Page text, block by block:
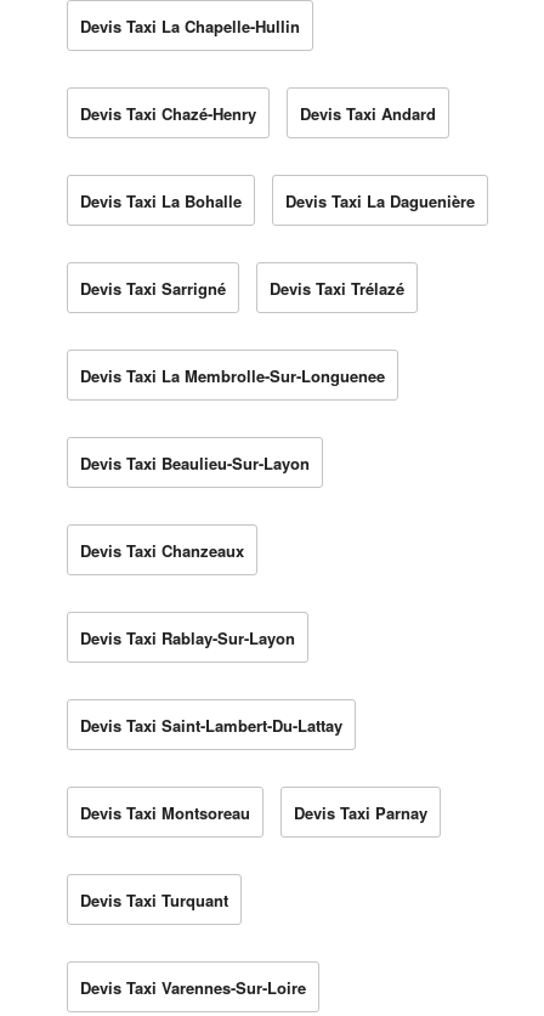
Devis Taxi La Chapelle-Hullin
Devis Taxi Chazé-Henry Devis Taxi Andard
Devis Taxi La Bohalle Devis Taxi La Daguenière
Devis Taxi Sarrigné Devis Taxi Trélazé
Devis Taxi La Membrolle-Sur-Longuenee
Devis Taxi Beaulieu-Sur-Layon
Devis Taxi Chanzeaux
Devis Taxi Rablay-Sur-Layon
Devis Taxi Saint-Lambert-Du-Lattay
Devis Taxi Montsoreau Devis Taxi Parnay
Devis Taxi Turquant
Devis Taxi Varennes-Sur-Loire